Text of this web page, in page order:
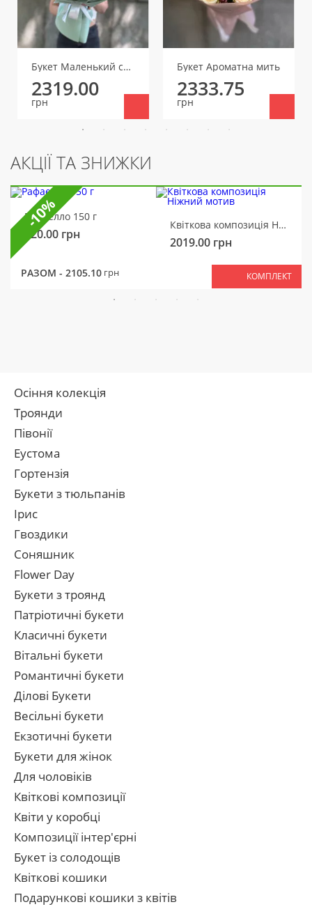
Букет Маленький секрет
2319.00
грн
Букет Ароматна мить
2333.75
грн
АКЦІЇ ТА ЗНИЖКИ
Рафаелло 150 г
320.00 грн
Квіткова композиція Ніжний мотив
2019.00 грн
РАЗОМ - 2105.10 грн КОМПЛЕКТ
-10%
Осіння колекція
Троянди
Півонії
Еустома
Гортензія
Букети з тюльпанів
Ірис
Гвоздики
Соняшник
Flower Day
Букети з троянд
Патріотичні букети
Класичні букети
Вітальні букети
Романтичні букети
Ділові Букети
Весільні букети
Екзотичні букети
Букети для жінок
Для чоловіків
Квіткові композиції
Квіти у коробці
Композиції інтер'єрні
Букет із солодощів
Квіткові кошики
Подарункові кошики з квітів